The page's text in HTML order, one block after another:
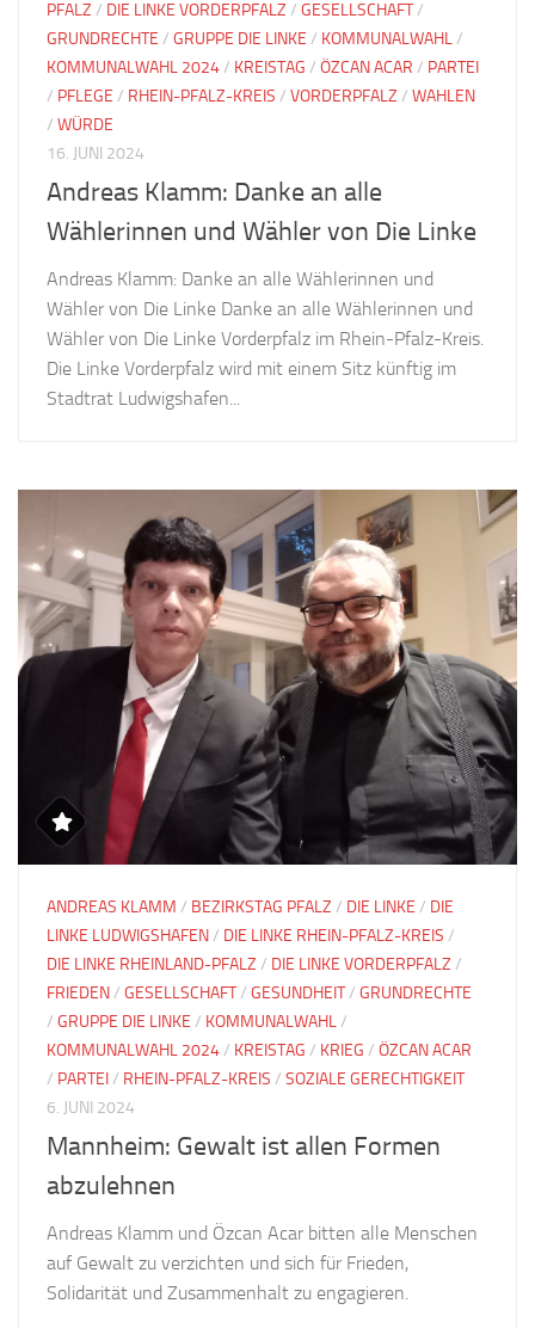
PFALZ / DIE LINKE VORDERPFALZ / GESELLSCHAFT/
GRUNDRECHTE / GRUPPE DIE LINKE / KOMMUNALWAHL/
KOMMUNALWAHL 2024/ KREISTAG / ÖZCAN ACAR / PARTEI
/ PFLEGE / RHEIN-PFALZ-KREIS / VORDERPFALZ / WAHLEN
/ WÜRDE
16. JUNI 2024
Andreas Klamm: Danke an alle
Wählerinnen und Wähler von Die Linke
Andreas Klamm: Danke an alle Wählerinnen und
Wähler von Die Linke Danke an alle Wählerinnen und
Wähler von Die Linke Vorderpfalz im Rhein-Pfalz-Kreis.
Die Linke Vorderpfalz wird mit einem Sitz künftig im
Stadtrat Ludwigshafen...
ANDREAS KLAMM / BEZIRKSTAG PFALZ / DIE LINKE / DIE
LINKE LUDWIGSHAFEN/ DIE LINKE RHEIN-PFALZ-KREIS /
DIE LINKE RHEINLAND-PFALZ / DIE LINKE VORDERPFALZ /
FRIEDEN/ GESELLSCHAFT/ GESUNDHEIT/ GRUNDRECHTE
/ GRUPPE DIE LINKE / KOMMUNALWAHL/
KOMMUNALWAHL 2024/ KREISTAG / KRIEG / ÖZCAN ACAR
/ PARTEI/ RHEIN-PFALZ-KREIS / SOZIALE GERECHTIGKEIT
6. JUNI 2024
Mannheim: Gewalt ist allen Formen
abzulehnen
Andreas Klamm und Özcan Acar bitten alle Menschen
auf Gewalt zu verzichten und sich für Frieden,
Solidarität und Zusammenhalt zu engagieren.